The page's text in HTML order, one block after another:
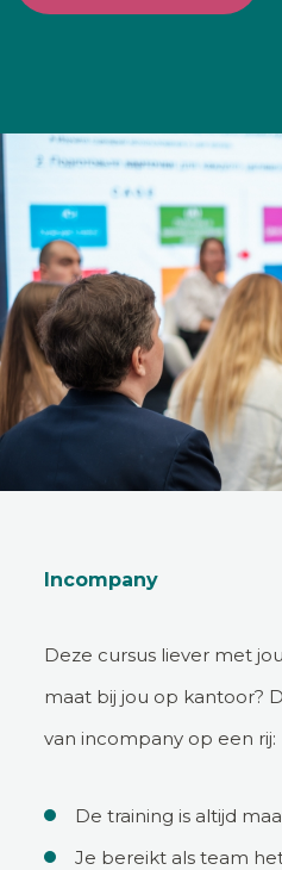
Incompany
Deze cursus liever met
maat bij jou op kantoor?
van incompany op een rij:
De training is altijd
Je bereikt als team